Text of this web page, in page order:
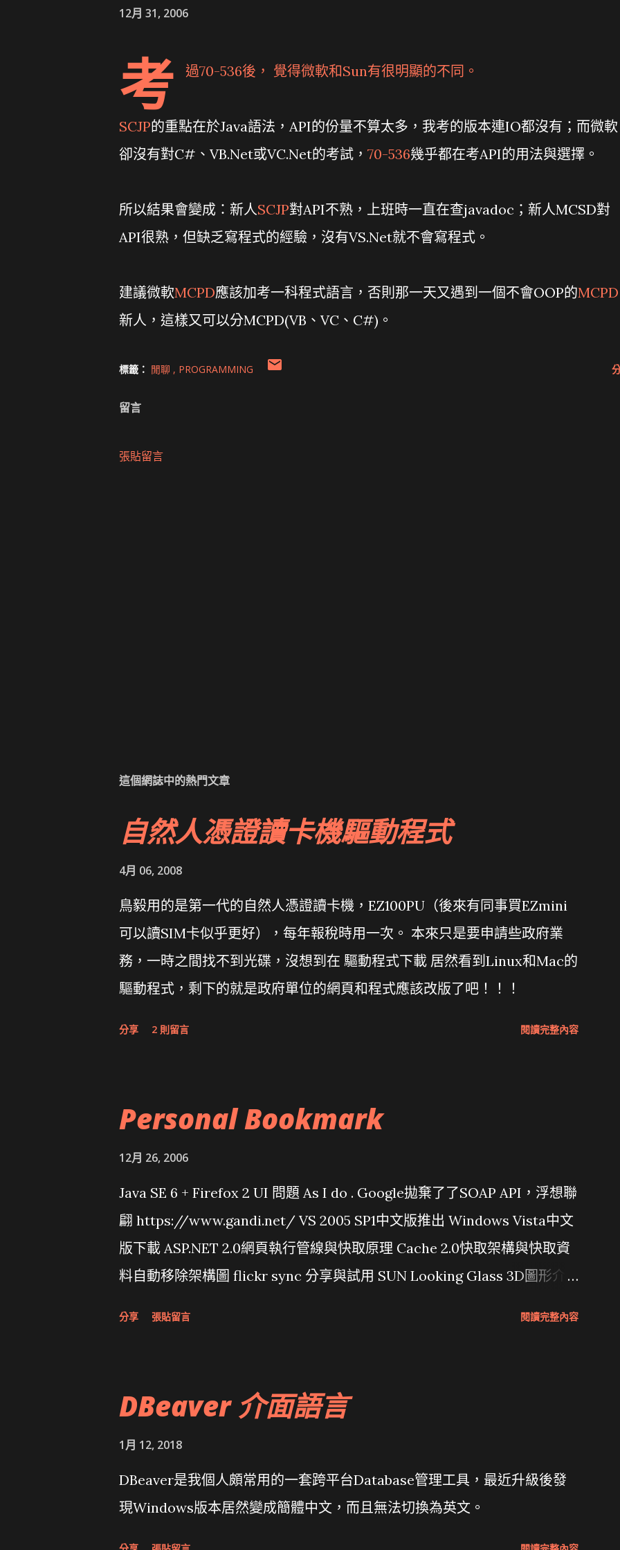
12月 31, 2006
考 過70-536後， 覺得微軟和Sun有很明顯的不同。
SCJP的重點在於Java語法，API的份量不算太多，我考的版本連IO都沒有；而微軟
卻沒有對C#、VB.Net或VC.Net的考試， 70-536幾乎都在考API的用法與選擇。
所以結果會變成：新人SCJP對API不熟，上班時一直在查javadoc；新人MCSD對
API很熟，但缺乏寫程式的經驗，沒有VS.Net就不會寫程式。
建議微軟MCPD應該加考一科程式語言，否則那一天又遇到一個不會OOP的MCPD
新人，這樣又可以分MCPD(VB、VC、C#)。
標籤： 閒聊 PROGRAMMING
留言
張貼留言
這個網誌中的熱門文章
自然人憑證讀卡機驅動程式
4月 06, 2008
鳥毅用的是第一代的自然人憑證讀卡機，EZ100PU（後來有同事買EZmini
可以讀SIM卡似乎更好），每年報稅時用一次。 本來只是要申請些政府業
務，一時之間找不到光碟，沒想到在 驅動程式下載 居然看到Linux和Mac的
驅動程式，剩下的就是政府單位的網頁和程式應該改版了吧！！！
分享 2 則留言 閱讀完整內容
Personal Bookmark
12月 26, 2006
Java SE 6 + Firefox 2 UI 問題 As I do . Google拋棄了了SOAP API，浮想聯
翩 https://www.gandi.net/ VS 2005 SP1中文版推出 Windows Vista中文
版下載 ASP.NET 2.0網頁執行管線與快取原理 Cache 2.0快取架構與快取資
料自動移除架構圖 flickr sync 分享與試用 SUN Looking Glass 3D圖形介
分享 張貼留言 閱讀完整內容
DBeaver 介面語言
1月 12, 2018
DBeaver是我個人頗常用的一套跨平台Database管理工具，最近升級後發
現Windows版本居然變成簡體中文，而且無法切換為英文。